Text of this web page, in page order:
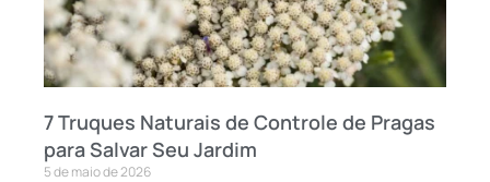
7 Truques Naturais de Controle de Pragas
para Salvar Seu Jardim
5 de maio de 2026